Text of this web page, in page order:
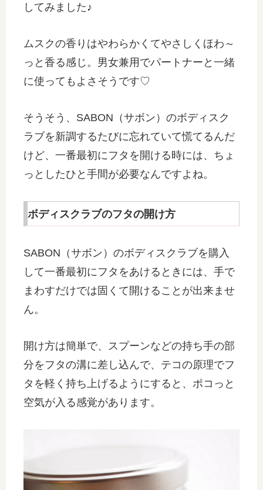
してみました♪
ムスクの香りはやわらかくてやさしくほわ～
っと香る感じ。男女兼用でパートナーと一緒
に使ってもよさそうです♡
そうそう、SABON（サボン）のボディスク
ラブを新調するたびに忘れていて慌てるんだ
けど、一番最初にフタを開ける時には、ちょ
っとしたひと手間が必要なんですよね。
ボディスクラブのフタの開け方
SABON（サボン）のボディスクラブを購入
して一番最初にフタをあけるときには、手で
まわすだけでは固くて開けることが出来ませ
ん。
開け方は簡単で、スプーンなどの持ち手の部
分をフタの溝に差し込んで、テコの原理でフ
タを軽く持ち上げるようにすると、ポコっと
空気が入る感覚があります。